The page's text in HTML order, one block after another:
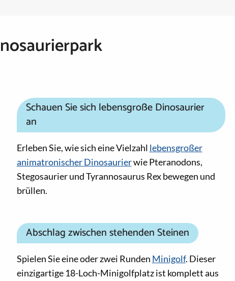
Schauen Sie sich lebensgroße Dinosaurier
an
Erleben Sie, wie sich eine Vielzahl lebensgroßer
animatronischer Dinosaurierwie Pteranodons,
Stegosaurier und Tyrannosaurus Rex bewegen und
brüllen.
Abschlag zwischen stehenden Steinen
Spielen Sie eine oder zwei Runden Minigolf. Dieser
einzigartige 18-Loch-Minigolfplatz ist komplett aus